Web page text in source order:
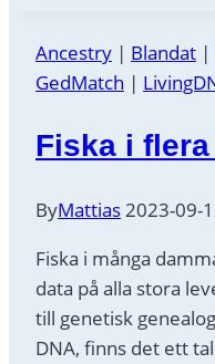
av
DNA-
Ancestry | Blandat |
GedMatch |
Fiska i
ByMattias2023-09-
Fiska i många
data på alla stora
till genetisk
DNA, finns det ett